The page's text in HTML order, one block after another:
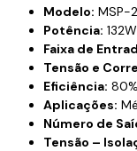
Modelo: MSP-
Potência: 132W
Faixa de
Tensão e
Eficiência: 80%
Aplicações:
Número de
Tensão –